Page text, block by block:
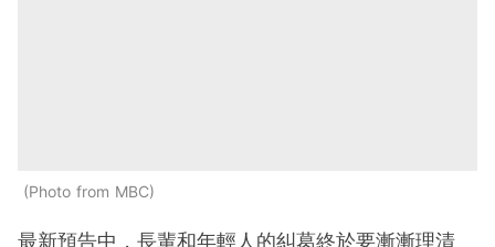
Photo from MBC
最新預告中，長輩和年輕人的糾葛終於要漸漸理清